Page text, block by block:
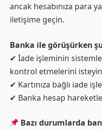
ancak hesabınıza para
iletişime geçin.
Banka ile görüşürken
✔ İade işleminin
kontrol etmelerini
✔ Kartınıza bağlı iade
✔ Banka hesap
Bazı durumlarda